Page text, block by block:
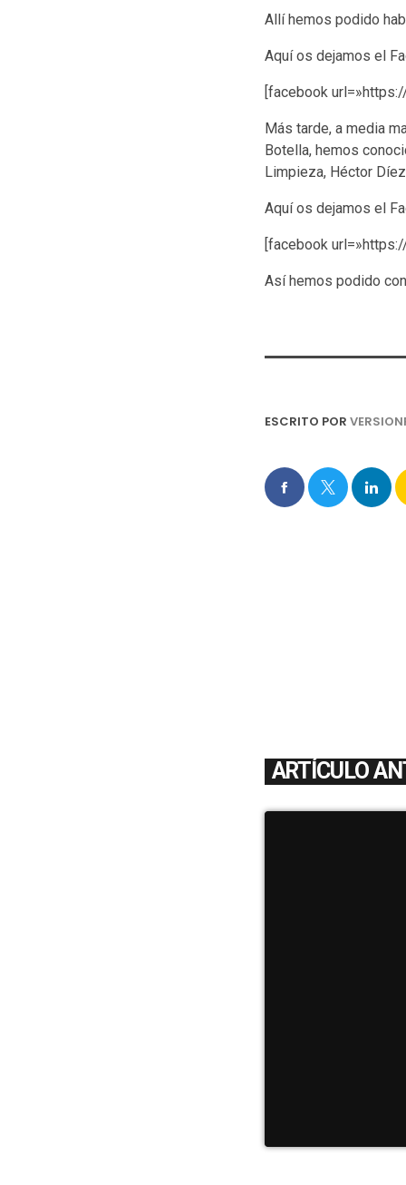
Allí hemos podido
Aquí os dejamos el
[facebook
Más tarde, a media
Botella, hemos
Limpieza, Héctor
Aquí os dejamos el
[facebook
Así hemos podido
ESCRITO POR
ARTÍCULO